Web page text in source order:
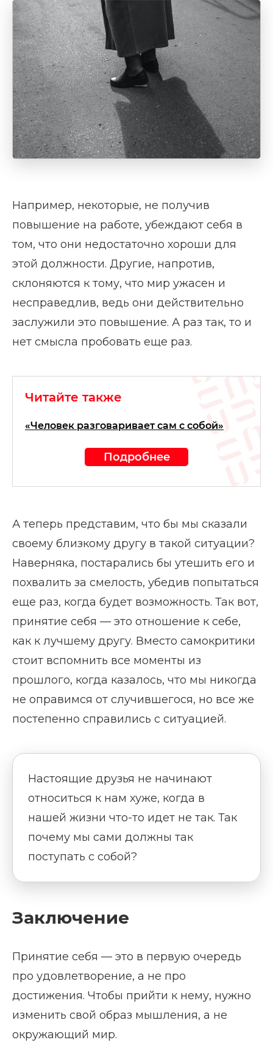
Например, некоторые, не получив
повышение на работе, убеждают себя в
том, что они недостаточно хороши для
этой должности. Другие, напротив,
склоняются к тому, что мир ужасен и
несправедлив, ведь они действительно
заслужили это повышение. А раз так, то и
нет смысла пробовать еще раз.
Читайте также
«Человек разговаривает сам с собой»
Подробнее
А теперь представим, что бы мы сказали
своему близкому другу в такой ситуации?
Наверняка, постарались бы утешить его и
похвалить за смелость, убедив попытаться
еще раз, когда будет возможность. Так вот,
принятие себя — это отношение к себе,
как к лучшему другу. Вместо самокритики
стоит вспомнить все моменты из
прошлого, когда казалось, что мы никогда
не оправимся от случившегося, но все же
постепенно справились с ситуацией.
Настоящие друзья не начинают
относиться к нам хуже, когда в
нашей жизни что-то идет не так. Так
почему мы сами должны так
поступать с собой?
Заключение
Принятие себя — это в первую очередь
про удовлетворение, а не про
достижения. Чтобы прийти к нему, нужно
изменить свой образ мышления, а не
окружающий мир.